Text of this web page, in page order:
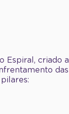
Espiral, criado a
das